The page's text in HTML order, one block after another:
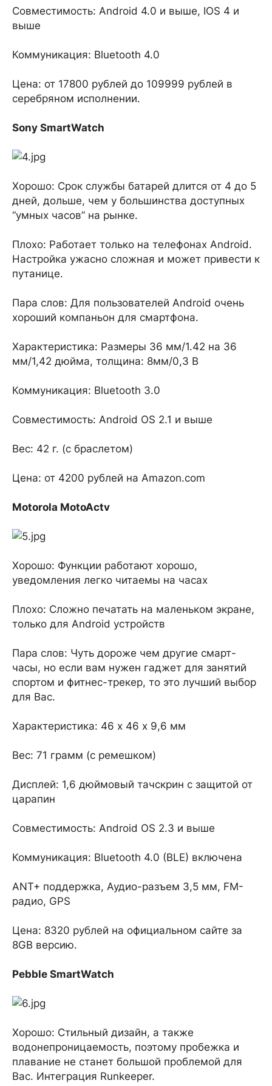
Совместимость: Android 4.0 и выше, IOS 4 и
выше
Коммуникация: Bluetooth 4.0
Цена: от 17800 рублей до 109999 рублей в
серебряном исполнении.
Sony SmartWatch
Хорошо: Срок службы батарей длится от 4 до 5
дней, дольше, чем у большинства доступных
“умных часов” на рынке.
Плохо: Работает только на телефонах Android.
Настройка ужасно сложная и может привести к
путанице.
Пара слов: Для пользователей Android очень
хороший компаньон для смартфона.
Характеристика: Размеры 36 мм/1.42 на 36
мм/1,42 дюйма, толщина: 8мм/0,3 В
Коммуникация: Bluetooth 3.0
Совместимость: Android OS 2.1 и выше
Вес: 42 г. (с браслетом)
Цена: от 4200 рублей на Amazon.com
Motorola MotoActv
Хорошо: Функции работают хорошо,
уведомления легко читаемы на часах
Плохо: Сложно печатать на маленьком экране,
только для Android устройств
Пара слов: Чуть дороже чем другие смарт-
часы, но если вам нужен гаджет для занятий
спортом и фитнес-трекер, то это лучший выбор
для Вас.
Характеристика: 46 х 46 х 9,6 мм
Вес: 71 грамм (с ремешком)
Дисплей: 1,6 дюймовый тачскрин с защитой от
царапин
Совместимость: Android OS 2.3 и выше
Коммуникация: Bluetooth 4.0 (BLE) включена
ANT+ поддержка, Аудио-разъем 3,5 мм, FM-
радио, GPS
Цена: 8320 рублей на официальном сайте за
8GB версию.
Pebble SmartWatch
Хорошо: Стильный дизайн, а также
водонепроницаемость, поэтому пробежка и
плавание не станет большой проблемой для
Вас. Интеграция Runkeeper.